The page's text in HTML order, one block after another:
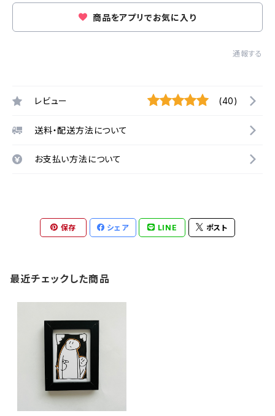
商品をアプリでお気に入り
通報する
レビュー (40)
送料・配送方法について
お支払い方法について
保存 シェア LINE ポスト
最近チェックした商品